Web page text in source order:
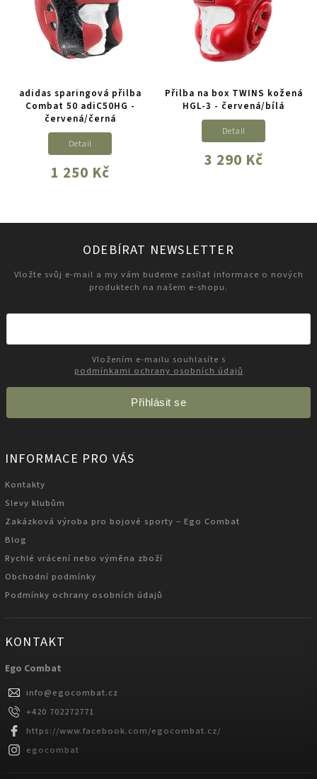
adidas sparingová přilba
Combat 50 adiC50HG -
červená/černá
1 250 Kč
Detail
Přilba na box TWINS kožená
HGL-3 - červená/bílá
3 290 Kč
Detail
ODEBÍRAT NEWSLETTER
Vložte svůj e-mail a my vám budeme zasílat informace o nových
produktech na našem e-shopu.
podmínkami ochrany osobních údajů
Přihlásit se
INFORMACE PRO VÁS
Kontakty
Slevy klubům
Zakázková výroba pro bojové sporty – Ego Combat
Blog
Rychlé vrácení nebo výměna zboží
Obchodní podmínky
Podmínky ochrany osobních údajů
KONTAKT
Ego Combat
info@egocombat.cz
+420 702272771
https://www.facebook.com/egocombat.cz/
egocombat